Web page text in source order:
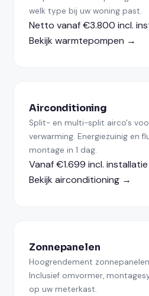
welk type bij uw woning past.
Netto vanaf €3.800 incl.
Bekijk warmtepompen →
Airconditioning
Split- en multi-split airco's
verwarming. Energiezuinig en
montage in 1 dag.
Vanaf €1.699 incl. installatie
Bekijk airconditioning →
Zonnepanelen
Hoogrendement
Inclusief omvormer,
op uw meterkast.